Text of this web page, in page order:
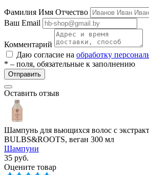
Фамилия Имя Отчество
Ваш Email
Комментарий
Даю согласие на обработку
* – поля, обязательные к заполнению
Отправить
Оставить отзыв
Шампунь для вьющихся волос с
BULBS&ROOTS, веган 300 мл
Шампуни
35 руб.
Оцените товар